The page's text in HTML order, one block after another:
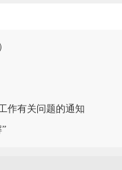
作有关问题的通知